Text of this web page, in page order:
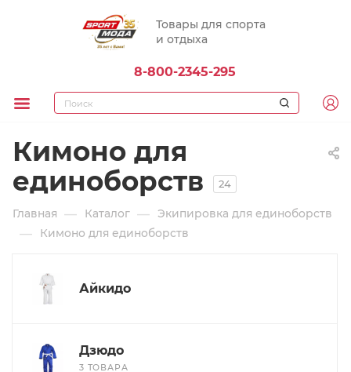
Товары для спорта
и отдыха
8-800-2345-295
Кимоно для
единоборств
24
Главная — Каталог — Экипировка для единоборств
— Кимоно для единоборств
Айкидо
Дзюдо
3 ТОВАРА